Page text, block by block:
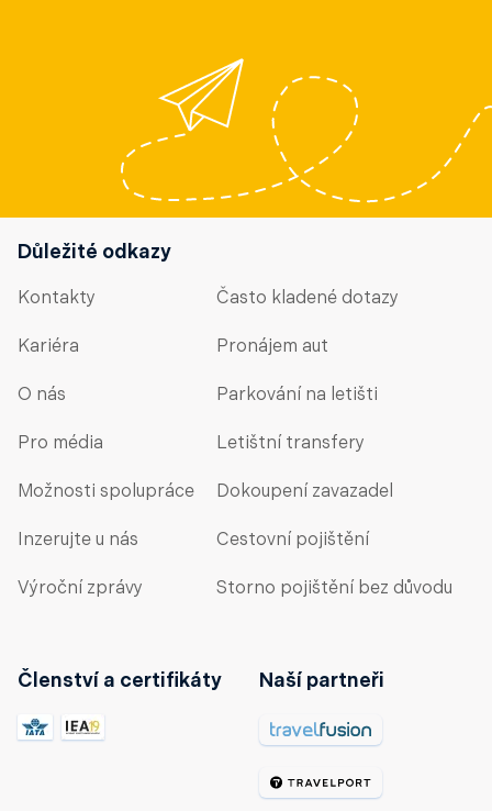
Důležité odkazy
Kontakty
Kariéra
O nás
Pro média
Možnosti spolupráce
Inzerujte u nás
Výroční zprávy
Často kladené dotazy
Pronájem aut
Parkování na letišti
Letištní transfery
Dokoupení zavazadel
Cestovní pojištění
Storno pojištění bez důvodu
Členství a certifikáty Naší partneři